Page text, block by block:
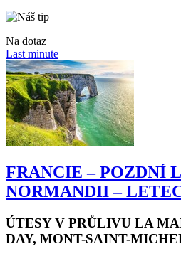
Na dotaz
Last minute
FRANCIE – POZDNÍ
NORMANDII –
ÚTESY V PRŮLIVU LA
DAY, MONT-SAINT-